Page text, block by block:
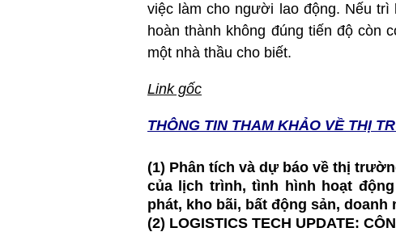
việc làm cho người lao động. Nếu
hoàn thành không đúng tiến độ còn
một nhà thầu cho biết.
Link gốc
THÔNG TIN THAM KHẢO VỀ THỊ
(1) Phân tích và dự báo về thị
của lịch trình, tình hình hoạt
phát, kho bãi, bất động sản,
(2) LOGISTICS TECH UPDATE: